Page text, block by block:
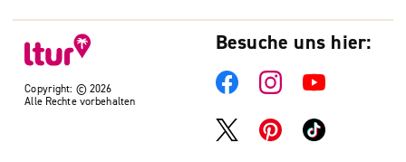
Copyright: © 2026
Alle Rechte vorbehalten
Besuche uns hier: